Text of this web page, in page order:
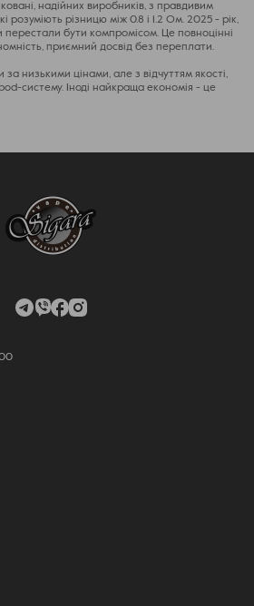
надійних виробників, з правдивим
розуміють різницю між 0.8 і 1.2 Ом. 2025 - рік,
бути компромісом. Це повноцінні
приємний досвід без переплати.
низькими цінами, але з відчуттям якості,
систему. Іноді найкраща економія - це